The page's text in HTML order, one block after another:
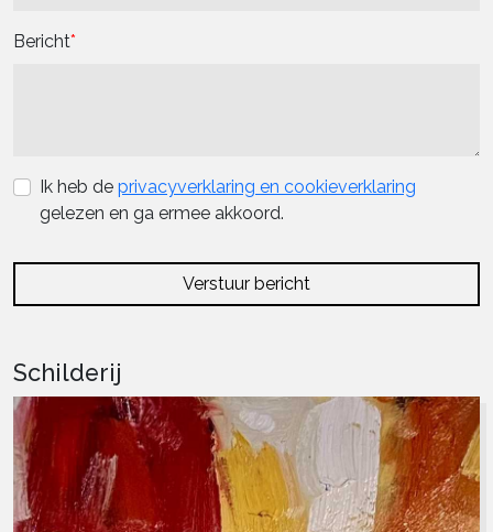
Bericht
Ik heb de privacyverklaring en cookieverklaring
gelezen en ga ermee akkoord.
Verstuur bericht
Schilderij